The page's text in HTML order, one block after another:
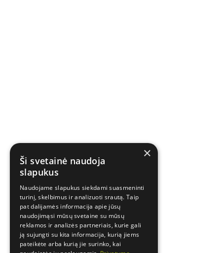
×
Ši svetainė naudoja
slapukus
Naudojame slapukus siekdami suasmeninti
turinį, skelbimus ir analizuoti srautą. Taip
pat dalijamės informacija apie jūsų
naudojimąsi mūsų svetaine su mūsų
reklamos ir analizės partneriais, kurie gali
ją sujungti su kita informacija, kurią jiems
pateikėte arba kurią jie surinko, kai